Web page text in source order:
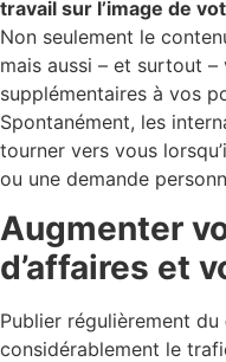
travail sur l’image de
Non seulement le
mais aussi – et surtout
supplémentaires à vos
Spontanément, les
tourner vers vous
ou une demande
Augmenter
d’affaires et
Publier régulièrement du
considérablement le